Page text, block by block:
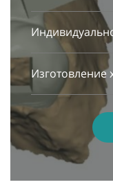
Изготовление